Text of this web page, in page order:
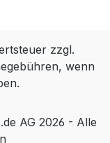
zzgl.
wenn
AG 2026 - Alle